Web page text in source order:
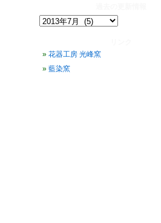
過
去
新
情
花器工房 光峰窯
藍染窯